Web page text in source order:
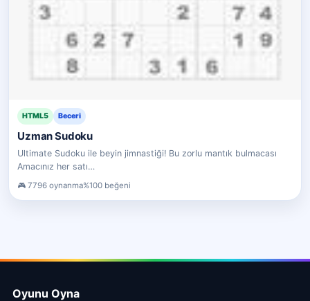
HTML5 Beceri
Uzman Sudoku
Ultimate Sudoku ile beyin jimnastiği! Bu zorlu mantık bulmacası
Amacınız her satı…
7796 oynanma%100 beğeni
Oyunu Oyna